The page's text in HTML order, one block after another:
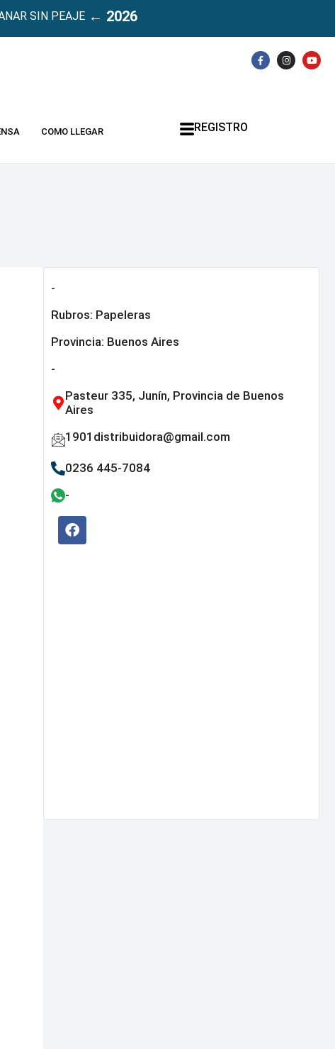
SIN PEAJE← 2026
COMO LLEGAR REGISTRO
-
Rubros: Papeleras
Provincia: Buenos Aires
-
Pasteur 335, Junín, Provincia de Buenos
Aires
1901distribuidora@gmail.com
0236 445-7084
-